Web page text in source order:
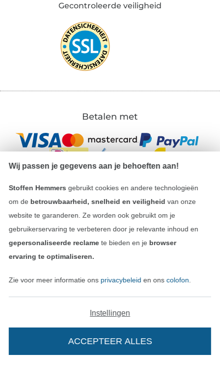
Gecontroleerde veiligheid
Betalen met
Onze transporteurs
Algemene voorwaarden
Privacy
Wij passen je gegevens aan je behoeften aan!
Stoffen Hemmers gebruikt cookies en andere technologieën
om de betrouwbaarheid, snelheid en veiligheid van onze
website te garanderen. Ze worden ook gebruikt om je
gebruikerservaring te verbeteren door je relevante inhoud en
gepersonaliseerde reclamete bieden en je browser
ervaring te optimaliseren.
Zie voor meer informatie ons privacybeleid en ons colofon
Instellingen
ACCEPTEER ALLES